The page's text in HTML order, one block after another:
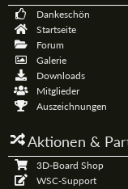
Dankeschön
Startseite
Forum
Galerie
Downloads
Mitglieder
Auszeichnungen
Aktionen &
3D-Board Shop
WSC-Support